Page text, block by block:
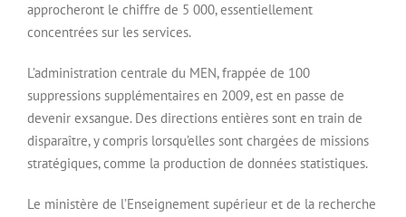
approcheront le chiffre de 5 000, essentiellement
concentrées sur les services.
L’administration centrale du MEN, frappée de 100
suppressions supplémentaires en 2009, est en passe de
devenir exsangue. Des directions entières sont en train de
disparaître, y compris lorsqu’elles sont chargées de missions
stratégiques, comme la production de données statistiques.
Le ministère de l’Enseignement supérieur et de la recherche